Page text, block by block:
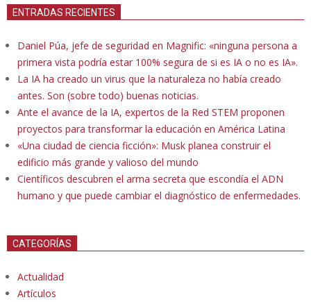
ENTRADAS RECIENTES
Daniel Púa, jefe de seguridad en Magnific: «ninguna persona a
primera vista podría estar 100% segura de si es IA o no es IA».
La IA ha creado un virus que la naturaleza no había creado
antes. Son (sobre todo) buenas noticias.
Ante el avance de la IA, expertos de la Red STEM proponen
proyectos para transformar la educación en América Latina
«Una ciudad de ciencia ficción»: Musk planea construir el
edificio más grande y valioso del mundo
Científicos descubren el arma secreta que escondía el ADN
humano y que puede cambiar el diagnóstico de enfermedades.
CATEGORÍAS
Actualidad
Artículos